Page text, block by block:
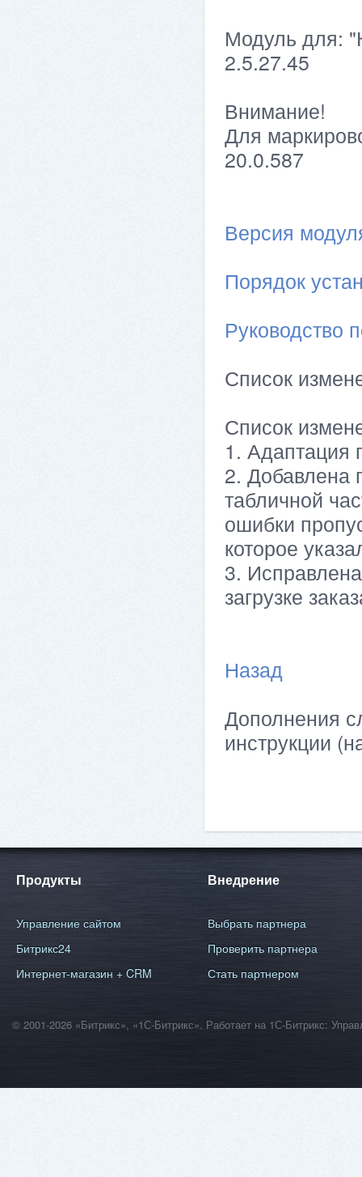
Модуль для:
2.5.27.45
Внимание!
Для
20.0.587
Версия
Порядок
Руководство
Список
Список
1. Адаптация
2. Добавлена
табличной
ошибки
которое
3.
загрузке
Назад
Дополнения
инструкции
Продукты
Управление сайтом
Битрикс24
Интернет-магазин + CRM
Внедрение
Выбрать партнера
Проверить партнера
Стать партнером
© 2001-2026 «Битрикс», «1С-Битрикс». Работает на 1С-Битрикс: